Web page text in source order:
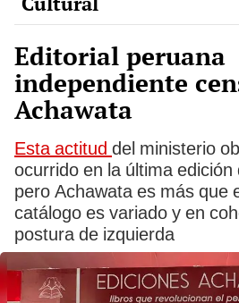
Editorial peruana
independiente
Achawata
Esta actitud del ministerio
ocurrido en la última edición
pero Achawata es más que
catálogo es variado y en
postura de izquierda